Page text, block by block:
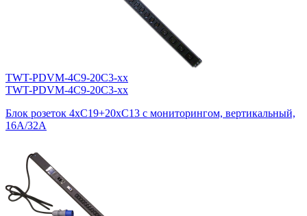
TWT-PDVM-4C9-20C3-xx
TWT-PDVM-4C9-20C3-xx
Блок розеток 4xC19+20xC13 с мониторингом, вертикальный,
16A/32A